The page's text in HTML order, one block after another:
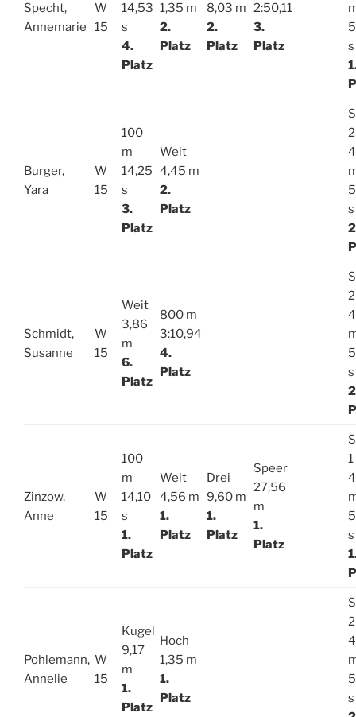
Specht,
Annemarie
W
15
14,53
s
4.
Platz
1,35 m
2.
Platz
8,03 m
2.
Platz
2:50,11
3.
Platz
s
Burger,
Yara
W
15
100
m
14,25
s
3.
Platz
Weit
4,45 m
2.
Platz
2
s
Schmidt,
Susanne
W
15
Weit
3,86
m
6.
Platz
800 m
3:10,94
4.
Platz
2
s
Zinzow,
Anne
W
15
100
m
14,10
s
1.
Platz
Weit
4,56 m
1.
Platz
Drei
9,60 m
1.
Platz
Speer
27,56
m
1.
Platz
1
s
Pohlemann,
Annelie
W
15
Kugel
9,17
m
1.
Platz
Hoch
1,35 m
1.
Platz
2
s